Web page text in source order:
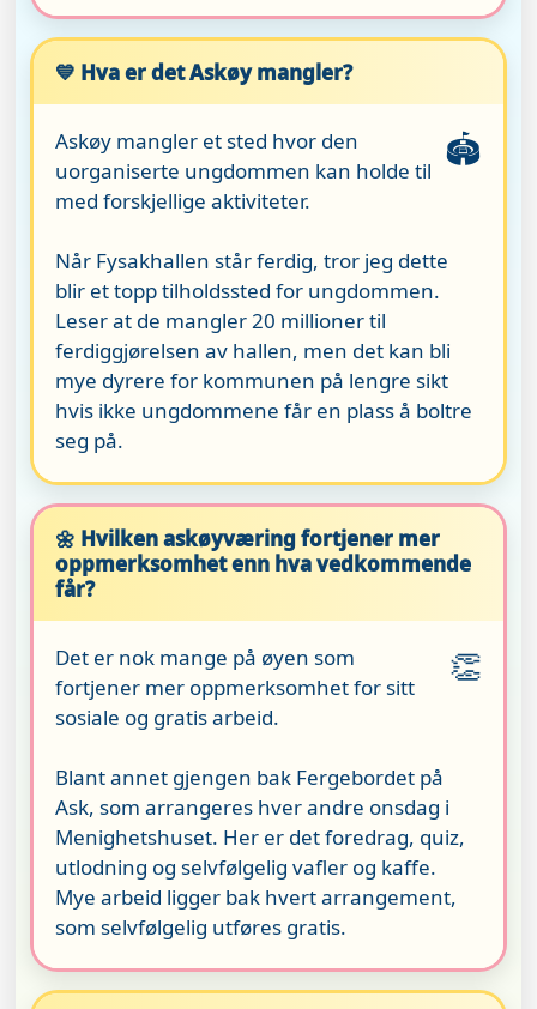
💙 Hva er det Askøy mangler?
🏟️
Askøy mangler et sted hvor den
uorganiserte ungdommen kan holde til
med forskjellige aktiviteter.
Når Fysakhallen står ferdig, tror jeg dette
blir et topp tilholdssted for ungdommen.
Leser at de mangler 20 millioner til
ferdiggjørelsen av hallen, men det kan bli
mye dyrere for kommunen på lengre sikt
hvis ikke ungdommene får en plass å boltre
seg på.
🌼 Hvilken askøyværing fortjener mer
oppmerksomhet enn hva vedkommende
får?
👏
Det er nok mange på øyen som
fortjener mer oppmerksomhet for sitt
sosiale og gratis arbeid.
Blant annet gjengen bak Fergebordet på
Ask, som arrangeres hver andre onsdag i
Menighetshuset. Her er det foredrag, quiz,
utlodning og selvfølgelig vafler og kaffe.
Mye arbeid ligger bak hvert arrangement,
som selvfølgelig utføres gratis.